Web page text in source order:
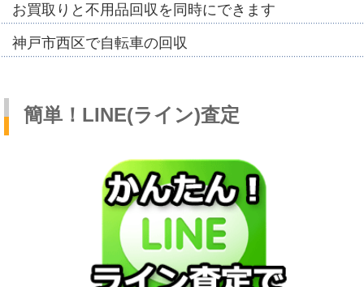
お買取りと不用品回収を同時にできます
神戸市西区で自転車の回収
簡単！LINE(ライン)査定